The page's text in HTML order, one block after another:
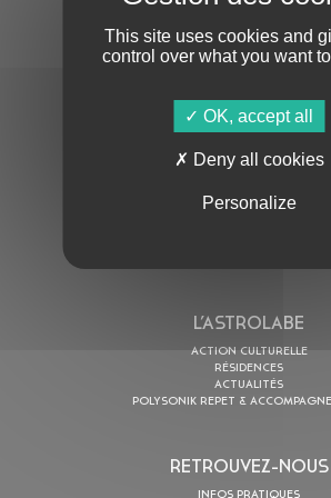
En cochant cette case, j’accepte laPolitique de
AU PROGRAMME
L’ASTROLABE
ACTION CULTURELLE
RÉSIDENCES
ACTUALITÉS
POLYSONIK REPET &
RETROUVEZ-NOUS
INFOS PRATIQUES
This site uses cookies and
control over what you want
OK, accept all
Deny all cookies
Personalize